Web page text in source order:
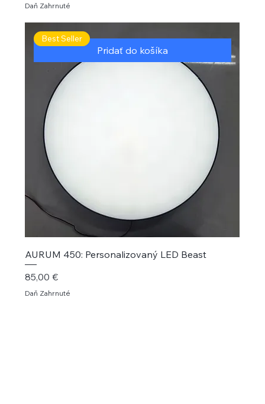
Daň Zahrnuté
Pridať do košíka
Best Seller
AURUM 450: Personalizovaný LED Beast
Cena
85,00 €
Daň Zahrnuté